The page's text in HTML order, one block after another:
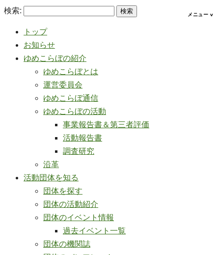
検索:
トップ
お知らせ
ゆめこらぼの紹介
ゆめこらぼとは
運営委員会
ゆめこらぼ通信
ゆめこらぼの活動
事業報告書＆第三者評価
活動報告書
調査研究
沿革
活動団体を知る
団体を探す
団体の活動紹介
団体のイベント情報
過去イベント一覧
団体の機関誌